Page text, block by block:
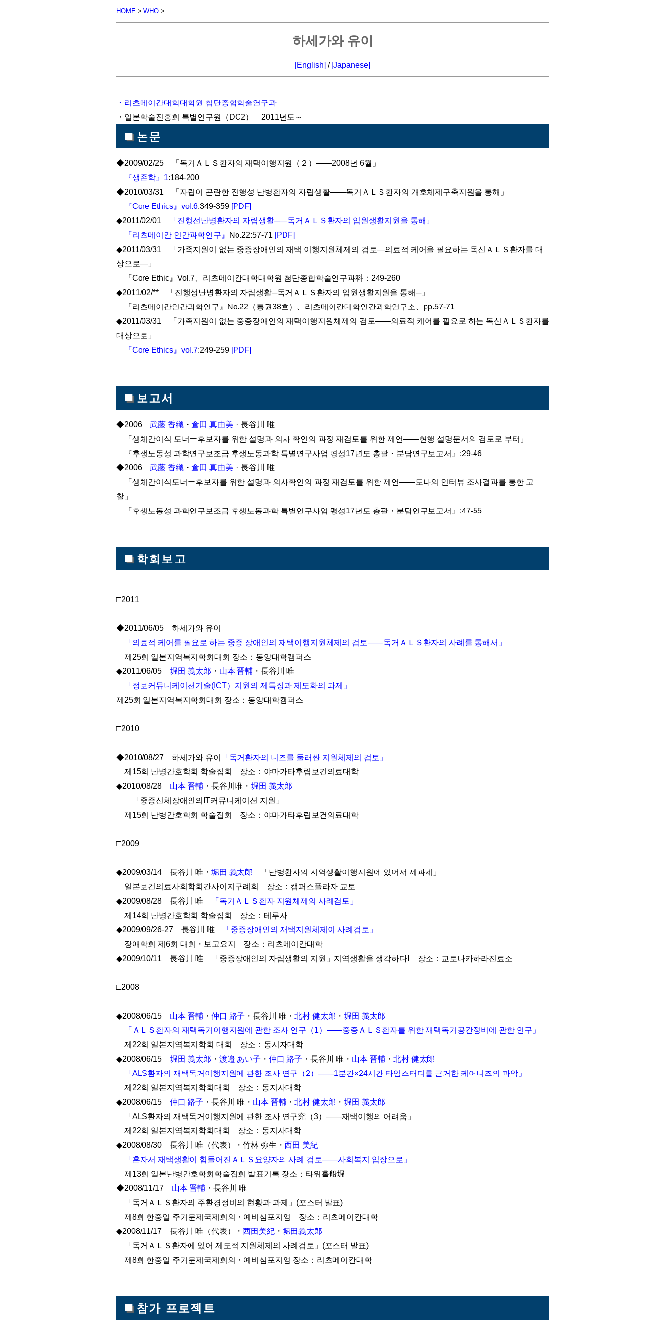
HOME> WHO>
하세가와 유이
[English] / [Japanese]
・ 리츠메이칸대학대학원 첨단종합학술연구과
・일본학술진흥회 특별연구원（DC2） 2011년도～
■ 논문
◆2009/02/25 「독거ＡＬＳ환자의 재택이행지원（２）――2008년 6월」
『생존학』1:184-200
◆2010/03/31 「자립이 곤란한 진행성 난병환자의 자립생활――독거ＡＬＳ환자의 개호체제구축지원을 통해」
『Core Ethics』vol.6:349-359 [PDF]
◆2011/02/01
「진행선난병환자의 자립생활─―독거ＡＬＳ환자의 입원생활지원을 통해」
『리츠메이칸 인간과학연구』 No.22:57-71 [PDF]
◆2011/03/31 「가족지원이 없는 중증장애인의 재택 이행지원체제의 검토―의료적 케어을 필요하는 독신ＡＬＳ환자를 대
상으로―」
『Core Ethic』Vol.7、리츠메이칸대학대학원 첨단종합학술연구과科：249-260
◆2011/02/** 「진행성난병환자의 자립생활─독거ＡＬＳ환자의 입원생활지원을 통해─」
『리츠메이칸인간과학연구』No.22（통권38호）、리츠메이칸대학인간과학연구소、pp.57-71
◆2011/03/31 「가족지원이 없는 중증장애인의 재택이행지원체제의 검토――의료적 케어를 필요로 하는 독신ＡＬＳ환자를
대상으로」
『Core Ethics』vol.7:249-259 [PDF]
■ 보고서
◆2006 武藤 香織・ 倉田 真由美 ・長谷川 唯
「생체간이식 도너ー후보자를 위한 설명과 의사 확인의 과정 재검토를 위한 제언――현행 설명문서의 검토로 부터」
『후생노동성 과학연구보조금 후생노동과학 특별연구사업 평성17년도 총괄・분담연구보고서』:29-46
◆2006 武藤 香織・ 倉田 真由美 ・長谷川 唯
「생체간이식도너ー후보자를 위한 설명과 의사확인의 과정 재검토를 위한 제언――도나의 인터뷰 조사결과를 통한 고
찰」
『후생노동성 과학연구보조금 후생노동과학 특별연구사업 평성17년도 총괄・분담연구보고서』:47-55
■ 학회보고
□2011
◆2011/06/05 하세가와 유이
「의료적 케어를 필요로 하는 중증 장애인의 재택이행지원체제의 검토――독거ＡＬＳ환자의 사례를 통해서」
제25회 일본지역복지학회대회 장소：동양대학캠퍼스
◆2011/06/05 堀田 義太郎 ・ 山本 晋輔・長谷川 唯
「정보커뮤니케이션기술(ICT）지원의 제특징과 제도화의 과제」
제25회 일본지역복지학회대회 장소：동양대학캠퍼스
□2010
◆2010/08/27 하세가와 유이
「독거환자의 니즈를 둘러싼 지원체제의 검토」
제15회 난병간호학회 학술집회 장소：야마가타후립보건의료대학
◆2010/08/28 山本 晋輔・長谷川唯・ 堀田 義太郎
「중증신체장애인의IT커뮤니케이션 지원」
제15회 난병간호학회 학술집회 장소：야마가타후립보건의료대학
□2009
◆2009/03/14 長谷川 唯・ 堀田 義太郎 「난병환자의 지역생활이행지원에 있어서 제과제」
일본보건의료사회학회간사이지구례회 장소：캠퍼스플라자 교토
◆2009/08/28 長谷川 唯
「독거ＡＬＳ환자 지원체제의 사례검토」
제14회 난병간호학회 학술집회 장소：테루사
◆2009/09/26-27 長谷川 唯
「중증장애인의 재택지원체제이 사례검토」
장애학회 제6회 대회・보고요지 장소：리츠메이칸대학
◆2009/10/11 長谷川 唯 「중증장애인의 자립생활의 지원」지역생활을 생각하다Ⅰ 장소：교토나카하라진료소
□2008
◆2008/06/15 山本 晋輔・ 仲口 路子 ・長谷川 唯・ 北村 健太郎 ・ 堀田 義太郎
「ＡＬＳ환자의 재택독거이행지원에 관한 조사 연구（1）――중증ＡＬＳ환자를 위한 재택독거공간정비에 관한 연구」
제22회 일본지역복지학회 대회 장소：동시자대학
◆2008/06/15 堀田 義太郎 ・ 渡邉 あい子 ・ 仲口 路子 ・長谷川 唯・ 山本 晋輔・ 北村 健太郎
「ALS환자의 재택독거이행지원에 관한 조사 연구（2）――1분간×24시간 타임스터디를 근거한 케어니즈의 파악」
제22회 일본지역복지학회대회 장소：동지사대학
◆2008/06/15 仲口 路子 ・長谷川 唯・ 山本 晋輔・ 北村 健太郎 ・ 堀田 義太郎
「ALS환자의 재택독거이행지원에 관한 조사 연구究（3）――재택이행의 어려움」
제22회 일본지역복지학회대회 장소：동지사대학
◆2008/08/30 長谷川 唯（代表）・竹林 弥生・ 西田 美紀
「혼자서 재택생활이 힘들어진ＡＬＳ요양자의 사례 검토――사회복지 입장으로」
제13회 일본난병간호학회학술집회 발표기록 장소：타워홀船堀
◆2008/11/17 山本 晋輔・長谷川 唯
「독거ＡＬＳ환자의 주환경정비의 현황과 과제」(포스터 발표)
제8회 한중일 주거문제국제회의・예비심포지엄 장소：리츠메이칸대학
◆2008/11/17 長谷川 唯（代表）・ 西田美紀・ 堀田義太郎
「독거ＡＬＳ환자에 있어 제도적 지원체제의 사례검토」(포스터 발표)
제8회 한중일 주거문제국제회의・예비심포지엄 장소：리츠메이칸대학
■ 참가 프로젝트